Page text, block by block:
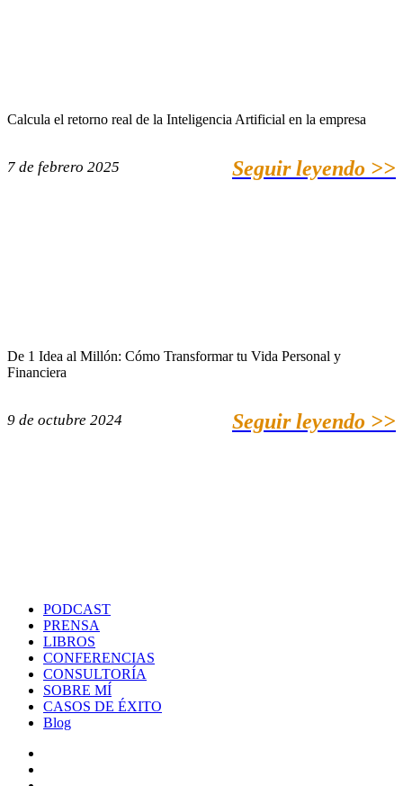
Calcula el retorno real de la Inteligencia Artificial en la empresa
7 de febrero 2025 Seguir leyendo >>
De 1 Idea al Millón: Cómo Transformar tu Vida Personal y
Financiera
9 de octubre 2024 Seguir leyendo >>
PODCAST
PRENSA
LIBROS
CONFERENCIAS
CONSULTORÍA
SOBRE MÍ
CASOS DE ÉXITO
Blog